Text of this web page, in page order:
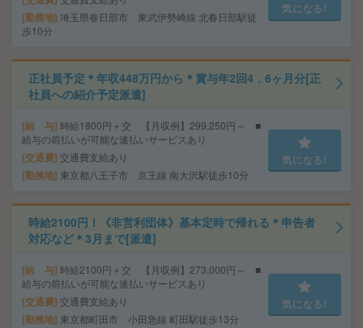
勤務地 埼玉県春日部市 東武伊勢崎線 北春日部駅徒
歩10分
気になる!
正社員予定＊年収448万円から＊賞与年2回4．6ヶ月分[正
社員への紹介予定派遣]
給 与 時給1800円＋交 【月収例】299,250円～ ■
給与の前払いが可能な速払いサービスあり
交通費 交通費支給あり
勤務地 東京都八王子市 京王線 南大沢駅徒歩10分
気になる!
時給2100円！《非営利団体》基本定時で帰れる＊申告者
対応など＊3月まで[派遣]
給 与 時給2100円＋交 【月収例】273,000円～ ■
給与の前払いが可能な速払いサービスあり
交通費 交通費支給あり
勤務地 東京都町田市 小田急線 町田駅徒歩13分
気になる!